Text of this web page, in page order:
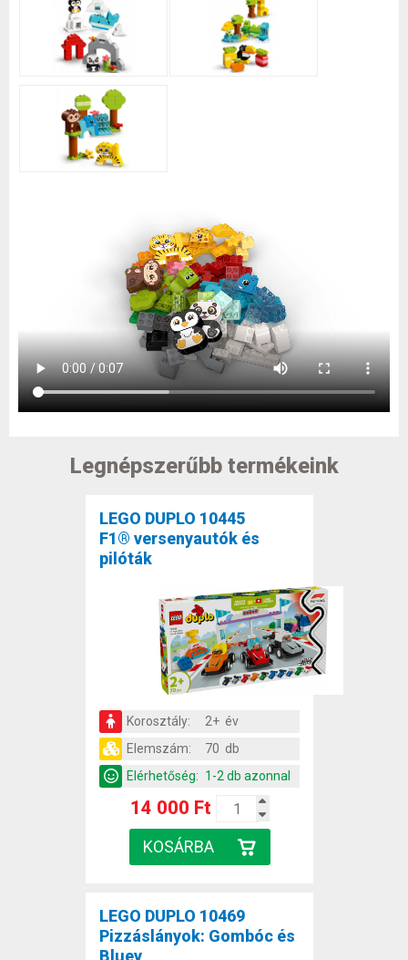
Legnépszerűbb termékeink
LEGO DUPLO 10445
F1® versenyautók és
pilóták
Korosztály:
2+ év
Elemszám:
70 db
Elérhetőség: 1-2 db azonnal
14 000 Ft
LEGO DUPLO 10469
Pizzáslányok: Gombóc és